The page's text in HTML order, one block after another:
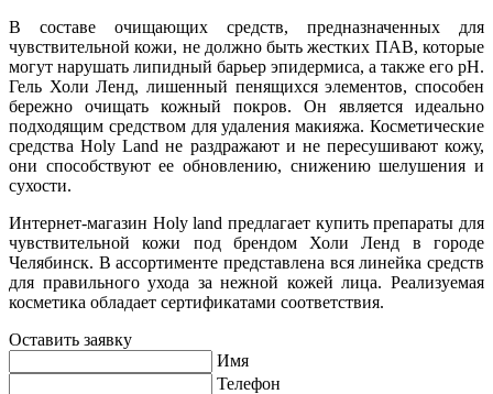
В составе очищающих средств, предназначенных для
чувствительной кожи, не должно быть жестких ПАВ, которые
могут нарушать липидный барьер эпидермиса, а также его рН.
Гель Холи Ленд, лишенный пенящихся элементов, способен
бережно очищать кожный покров. Он является идеально
подходящим средством для удаления макияжа. Косметические
средства Holy Land не раздражают и не пересушивают кожу,
они способствуют ее обновлению, снижению шелушения и
сухости.
Интернет-магазин Holy land предлагает купить препараты для
чувствительной кожи под брендом Холи Ленд в городе
Челябинск. В ассортименте представлена вся линейка средств
для правильного ухода за нежной кожей лица. Реализуемая
косметика обладает сертификатами соответствия.
Оставить заявку
Имя
Телефон